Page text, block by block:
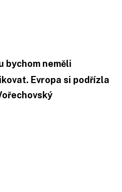
bychom neměli
Evropa si podřízla